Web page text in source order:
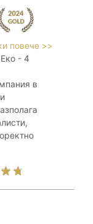
повече >>
- 4
в